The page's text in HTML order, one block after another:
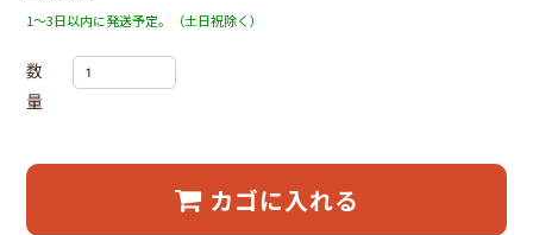
1～3日以内に発送予定。（土日祝除く）
数
量
カゴに入れる